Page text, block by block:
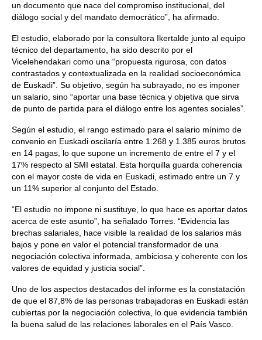
un documento que nace del compromiso institucional, del
diálogo social y del mandato democrático”, ha afirmado.
El estudio, elaborado por la consultora Ikertalde junto al equipo
técnico del departamento, ha sido descrito por el
Vicelehendakari como una “propuesta rigurosa, con datos
contrastados y contextualizada en la realidad socioeconómica
de Euskadi”. Su objetivo, según ha subrayado, no es imponer
un salario, sino “aportar una base técnica y objetiva que sirva
de punto de partida para el diálogo entre los agentes sociales”.
Según el estudio, el rango estimado para el salario mínimo de
convenio en Euskadi oscilaría entre 1.268 y 1.385 euros brutos
en 14 pagas, lo que supone un incremento de entre el 7 y el
17% respecto al SMI estatal. Esta horquilla guarda coherencia
con el mayor coste de vida en Euskadi, estimado entre un 7 y
un 11% superior al conjunto del Estado.
“El estudio no impone ni sustituye, lo que hace es aportar datos
acerca de este asunto”, ha señalado Torres. “Evidencia las
brechas salariales, hace visible la realidad de los salarios más
bajos y pone en valor el potencial transformador de una
negociación colectiva informada, ambiciosa y coherente con los
valores de equidad y justicia social”.
Uno de los aspectos destacados del informe es la constatación
de que el 87,8% de las personas trabajadoras en Euskadi están
cubiertas por la negociación colectiva, lo que evidencia también
la buena salud de las relaciones laborales en el País Vasco.